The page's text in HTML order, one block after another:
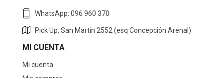
WhatsApp: 096 960 370
Pick Up: San Martín 2552 (esq Concepción Arenal)
MI CUENTA
Mi cuenta